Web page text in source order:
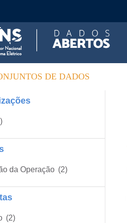
DE DADOS
da Operação (2)
(2)